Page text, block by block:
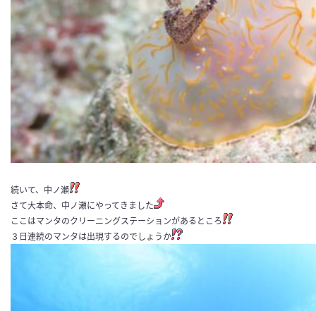
続いて、中ノ瀬
さて大本命、中ノ瀬にやってきました
ここはマンタのクリーニングステーションがあるところ
３日連続のマンタは出現するのでしょうか